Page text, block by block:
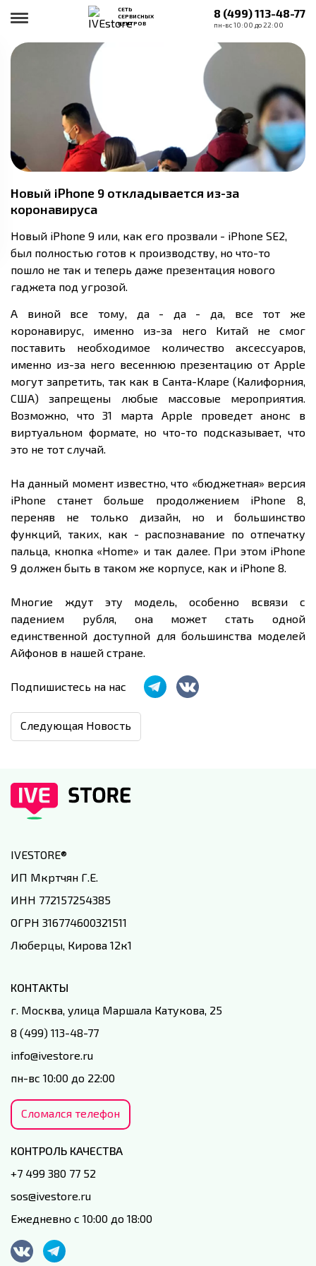
СЕТЬ
СЕРВИСНЫХ
ЦЕНТРОВ
8 (499) 113-48-77
пн-вс 10:00 до 22:00
Новый iPhone 9 откладывается из-за
коронавируса
Новый iPhone 9 или, как его прозвали - iPhone SE2,
был полностью готов к производству, но что-то
пошло не так и теперь даже презентация нового
гаджета под угрозой.
А виной все тому, да - да - да, все тот же
коронавирус, именно из-за него Китай не смог
поставить необходимое количество аксессуаров,
именно из-за него весеннюю презентацию от Apple
могут запретить, так как в Санта-Кларе (Калифорния,
США) запрещены любые массовые мероприятия.
Возможно, что 31 марта Apple проведет анонс в
виртуальном формате, но что-то подсказывает, что
это не тот случай.
На данный момент известно, что «бюджетная» версия
iPhone станет больше продолжением iPhone 8,
переняв не только дизайн, но и большинство
функций, таких, как - распознавание по отпечатку
пальца, кнопка «Home» и так далее. При этом iPhone
9 должен быть в таком же корпусе, как и iPhone 8.
Многие ждут эту модель, особенно всвязи с
падением рубля, она может стать одной
единственной доступной для большинства моделей
Айфонов в нашей стране.
Подпишистесь на нас
Следующая Новость
IVESTORE®
ИП Мкртчян Г.Е.
ИНН 772157254385
ОГРН 316774600321511
Люберцы, Кирова 12к1
КОНТАКТЫ
г. Москва, улица Маршала Катукова, 25
8 (499) 113-48-77
info@ivestore.ru
пн-вс 10:00 до 22:00
Сломался телефон
КОНТРОЛЬ КАЧЕСТВА
+7 499 380 77 52
sos@ivestore.ru
Ежедневно с 10:00 до 18:00